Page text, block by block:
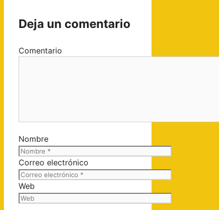
Deja un comentario
Comentario
Nombre
Correo electrónico
Web